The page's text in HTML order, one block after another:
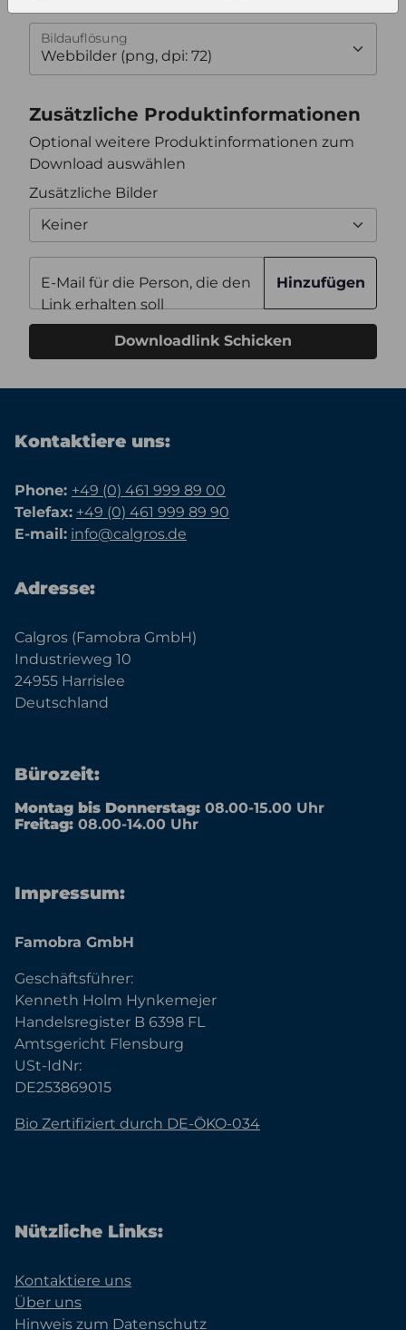
Bildauflösung
Zusätzliche Produktinformationen
Optional weitere Produktinformationen zum
Download auswählen
Zusätzliche Bilder
Keiner
E-Mail für die Person, die den
Link erhalten soll
Hinzufügen
Downloadlink Schicken
Kontaktiere uns:
Phone: +49 (0) 461 999 89 00
Telefax: +49 (0) 461 999 89 90
E-mail: info@calgros.de
Adresse:
Calgros (Famobra GmbH)
Industrieweg 10
24955 Harrislee
Deutschland
Bürozeit:
Montag bis Donnerstag: 08.00-15.00 Uhr
Freitag: 08.00-14.00 Uhr
Impressum:
Famobra GmbH
Geschäftsführer:
Kenneth Holm Hynkemejer
Handelsregister B 6398 FL
Amtsgericht Flensburg
USt-IdNr:
DE253869015
Bio Zertifiziert durch DE-ÖKO-034
Nützliche Links:
Kontaktiere uns
Über uns
Hinweis zum Datenschutz